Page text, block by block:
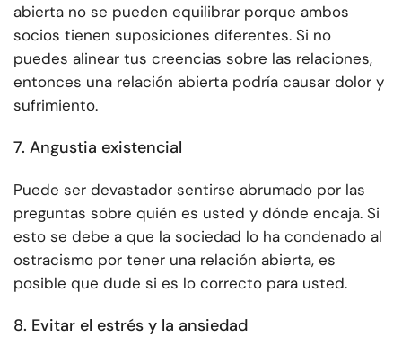
abierta no se pueden equilibrar porque ambos
socios tienen suposiciones diferentes. Si no
puedes alinear tus creencias sobre las relaciones,
entonces una relación abierta podría causar dolor y
sufrimiento.
7. Angustia existencial
Puede ser devastador sentirse abrumado por las
preguntas sobre quién es usted y dónde encaja. Si
esto se debe a que la sociedad lo ha condenado al
ostracismo por tener una relación abierta, es
posible que dude si es lo correcto para usted.
8. Evitar el estrés y la ansiedad